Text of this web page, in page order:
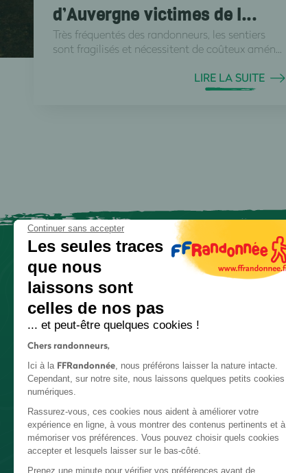
d’Auvergne victimes de l...
Très fréquentés des randonneurs, les sentiers
sont fragilisés et nécessitent de coûteux amén...
LIRE LA SUITE
Continuer sans accepter
Les seules traces
que nous
laissons sont
celles de nos pas
... et peut-être quelques cookies !
Chers randonneurs,
Ici à la FFRandonnée, nous préférons laisser la nature intacte.
Cependant, sur notre site, nous laissons quelques petits cookies
numériques.
Rassurez-vous, ces cookies nous aident à améliorer votre
expérience en ligne, à vous montrer des contenus pertinents et à
mémoriser vos préférences. Vous pouvez choisir quels cookies
accepter et lesquels laisser sur le bas-côté.
Prenez une minute pour vérifier vos préférences avant de